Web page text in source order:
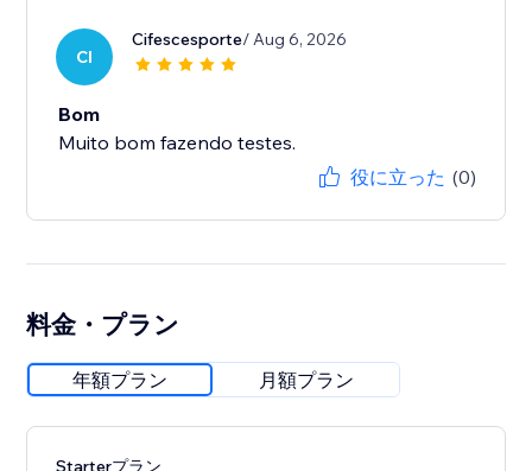
CI
Cifescesporte/ Aug 6, 2026
Bom
Muito bom fazendo testes.
役に立った (0)
料金・プラン
年額プラン 月額プラン
Starterプラン